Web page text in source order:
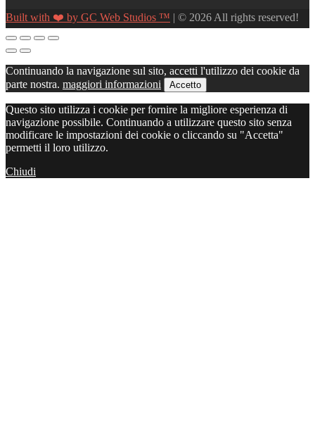
Built with ❤️ by GC Web Studios ™ | © 2026 All rights reserved!
Continuando la navigazione sul sito, accetti l'utilizzo dei cookie da
parte nostra. maggiori informazioni Accetto
Questo sito utilizza i cookie per fornire la migliore esperienza di
navigazione possibile. Continuando a utilizzare questo sito senza
modificare le impostazioni dei cookie o cliccando su "Accetta"
permetti il loro utilizzo.
Chiudi